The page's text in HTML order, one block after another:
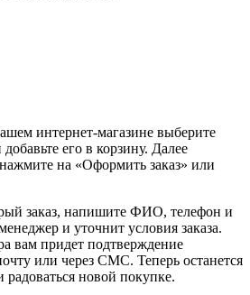
интернет-магазине выберите
его в корзину. Далее
на «Оформить заказ» или
заказ, напишите ФИО, телефон и
и уточнит условия заказа.
вам придет подтверждение
или через СМС. Теперь останется
радоваться новой покупке.